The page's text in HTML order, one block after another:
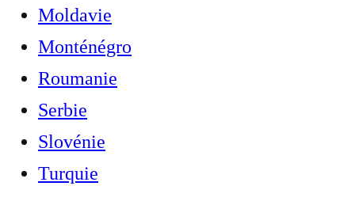
Moldavie
Monténégro
Roumanie
Serbie
Slovénie
Turquie